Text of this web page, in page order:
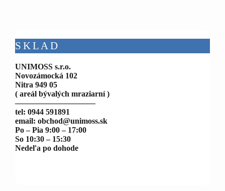
SKLAD
UNIMOSS s.r.o.
Novozámocká 102
Nitra 949 05
( areál bývalých mraziarní )
——————————
tel: 0944 591891
email: obchod@unimoss.sk
Po – Pia 9:00 – 17:00
So 10:30 – 15:30
Nedeľa po dohode